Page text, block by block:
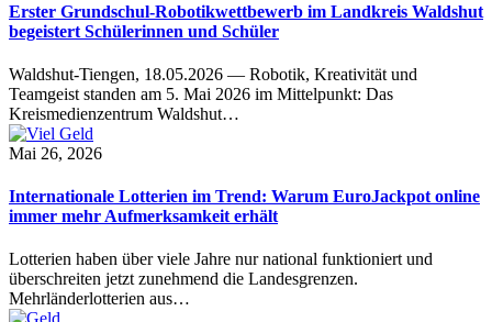
Erster Grundschul-Robotikwettbewerb im Landkreis Waldshut
begeistert Schülerinnen und Schüler
Waldshut-Tiengen, 18.05.2026 — Robotik, Kreativität und
Teamgeist standen am 5. Mai 2026 im Mittelpunkt: Das
Kreismedienzentrum Waldshut…
Mai 26, 2026
Internationale Lotterien im Trend: Warum EuroJackpot online
immer mehr Aufmerksamkeit erhält
Lotterien haben über viele Jahre nur national funktioniert und
überschreiten jetzt zunehmend die Landesgrenzen.
Mehrländerlotterien aus…